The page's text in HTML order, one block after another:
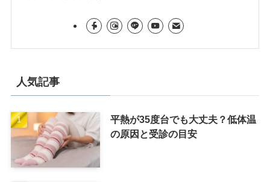
人気記事
平熱が35度台でも大丈夫？低体温
の原因と受診の目安